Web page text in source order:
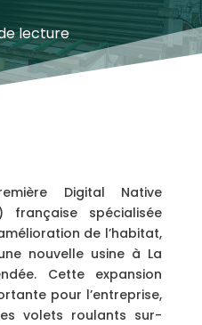
lecture
Digital Native
française spécialisée
de l’habitat,
nouvelle usine à La
Cette expansion
pour l’entreprise,
volets roulants sur-